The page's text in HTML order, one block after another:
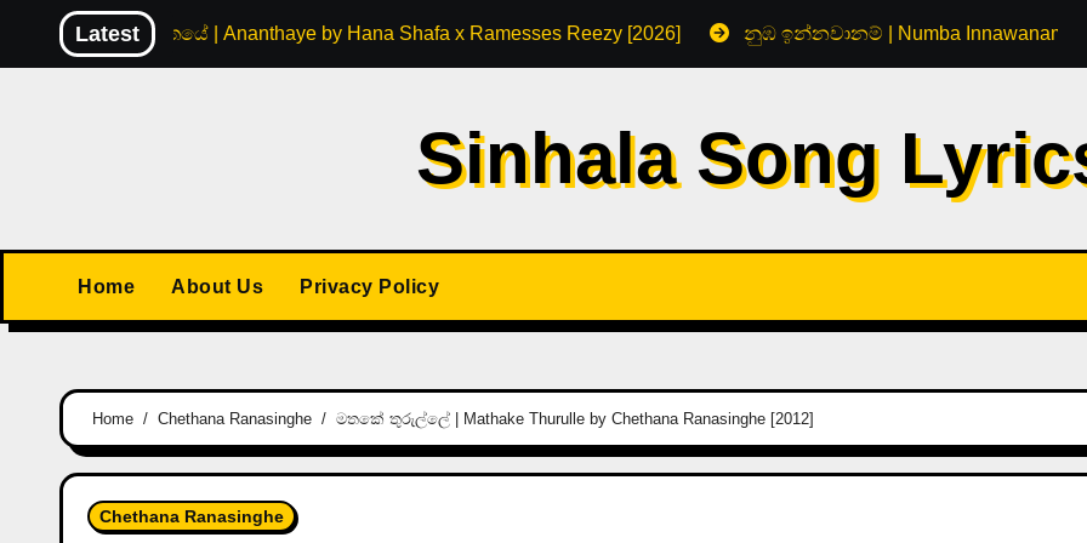
Latestඅනන්තයේ | Ananthaye by Hana Shafa x Ramesses Reezy [2026] නුඹ ඉන්නවානම් | Numba Innawanam by
Sinhala Song
Home About Us Privacy Policy
Home Chethana Ranasinghe මතකේ තුරුල්ලේ | Mathake Thurulle by Chethana Ranasinghe [2012]
Chethana Ranasinghe